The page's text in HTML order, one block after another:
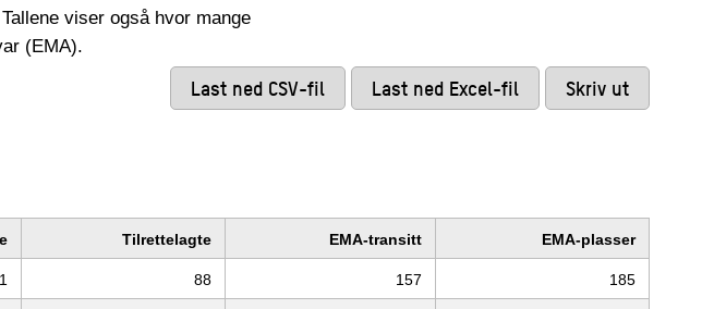
viser også hvor mange
(EMA).
Last ned CSV-fil Last ned Excel-fil Skriv ut
Tilrettelagte EMA-transitt EMA-plasser
88 157 185